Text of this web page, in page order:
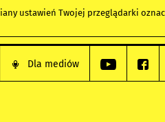
ustawień Twojej przeglądarki
Dla mediów